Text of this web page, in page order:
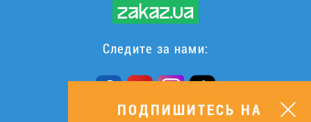
Следите за нами:
ПОДПИШИТЕСЬ НА